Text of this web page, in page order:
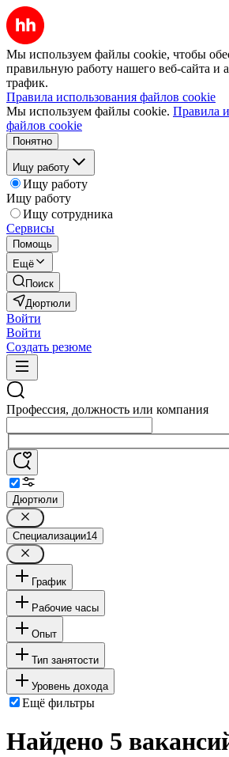
Мы используем файлы cookie, чтобы
правильную работу нашего веб-сайта и
трафик.
Правила использования файлов cookie
Мы используем файлы cookie. Правила
файлов cookie
Понятно
Ищу работу
Ищу работу
Ищу работу
Ищу сотрудника
Сервисы
Помощь
Ещё
Поиск
Дюртюли
Войти
Войти
Создать резюме
Профессия, должность или компания
Дюртюли
Специализации14
График
Рабочие часы
Опыт
Тип занятости
Уровень дохода
Ещё фильтры
Найдено 5